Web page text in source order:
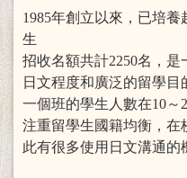
1985年創立以來，已培
生
招收名額共計2250名，
日文程度和廣泛的留學目
一個班的學生人數在10～
注重留學生國籍均衡，在
此有很多使用日文溝通的